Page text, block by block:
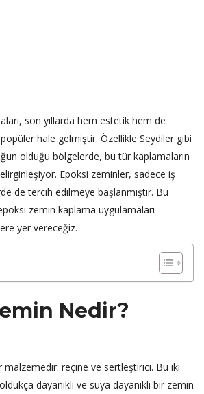
son yıllarda hem estetik hem de
popüler hale gelmiştir. Özellikle Seydiler gibi
olduğu bölgelerde, bu tür kaplamaların
Epoksi zeminler, sadece iş
de tercih edilmeye başlanmıştır. Bu
zemin kaplama uygulamaları
yer vereceğiz.
Nedir?
malzemedir: reçine ve sertleştirici. Bu iki
dayanıklı ve suya dayanıklı bir zemin